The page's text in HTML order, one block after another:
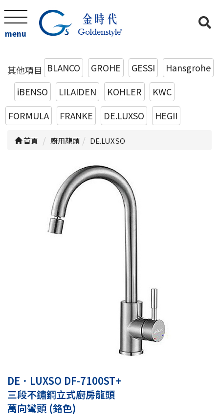
menu
其他項目 BLANCO GROHE GESSI
Hansgrohe
iBENSO
LILAIDEN KOHLER
KWC
FORMULA
FRANKE DE.LUXSO HEGII
首頁 廚用龍頭 DE.LUXSO
DE．LUXSO DF-7100ST+
三段不鏽鋼立式廚房龍頭
萬向彎頭 (鉻色)